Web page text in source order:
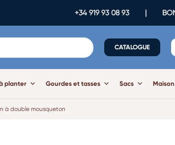
+34 919 93 08 93 |
CATALOGUE
planter Gourdes et tasses Sacs Maison
à double mousqueton